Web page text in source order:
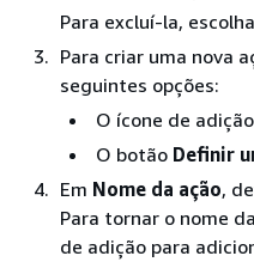
Para excluí-la, escolha
Para criar uma nova
seguintes opções:
O ícone de
O botão Definir
Em Nome da ação,
Para tornar o nome
de adição para